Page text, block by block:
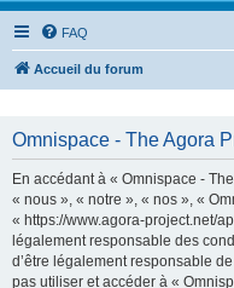
FAQ
Accueil du forum
Omnispace - The Agora
En accédant à « Omnispace -
« nous », « notre », « nos », «
« https://www.agora-project.net/
légalement responsable des
d’être légalement responsable
pas utiliser et accéder à «